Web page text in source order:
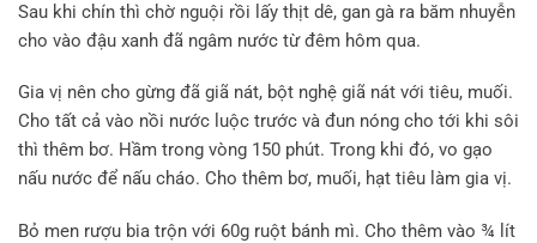
Sau khi chín thì chờ nguội rồi lấy thịt dê, gan gà ra băm nhuyễn
cho vào đậu xanh đã ngâm nước từ đêm hôm qua.
Gia vị nên cho gừng đã giã nát, bột nghệ giã nát với tiêu, muối.
Cho tất cả vào nồi nước luộc trước và đun nóng cho tới khi sôi
thì thêm bơ. Hầm trong vòng 150 phút. Trong khi đó, vo gạo
nấu nước để nấu cháo. Cho thêm bơ, muối, hạt tiêu làm gia vị.
Bỏ men rượu bia trộn với 60g ruột bánh mì. Cho thêm vào ¾ lít